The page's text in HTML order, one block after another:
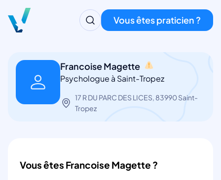
Vous êtes praticien ?
Francoise Magette
Psychologue à Saint-Tropez
17 R DU PARC DES LICES, 83990 Saint-
Tropez
Vous êtes Francoise Magette ?